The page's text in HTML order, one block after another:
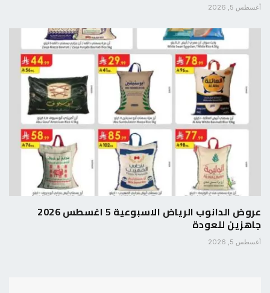
أغسطس 5, 2026
عروض الدانوب الرياض الاسبوعية 5 اغسطس 2026
جاهزين للعودة
أغسطس 5, 2026